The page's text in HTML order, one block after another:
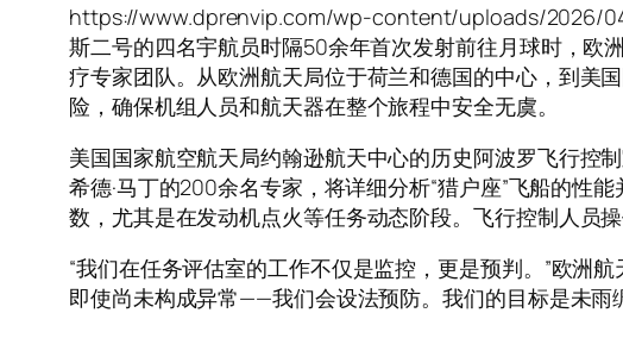
https://www.dprenvip.com/wp-content/uploads/2026/
斯二号的四名宇航员时隔50余年首次发射前往月球时，
疗专家团队。从欧洲航天局位于荷兰和德国的中心，到美
险，确保机组人员和航天器在整个旅程中安全无虞。
美国国家航空航天局约翰逊航天中心的历史阿波罗飞行控
希德·马丁的200余名专家，将详细分析“猎户座”飞船的性
数，尤其是在发动机点火等任务动态阶段。飞行控制人员
“我们在任务评估室的工作不仅是监控，更是预判。”欧洲
即使尚未构成异常——我们会设法预防。我们的目标是未雨